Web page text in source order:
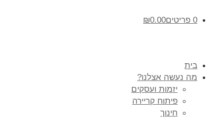
0 פריטים ₪0.00
בית
מה נעשה אצלנו?
יזמות ועסקים
פיתוח קריירה
חינוך